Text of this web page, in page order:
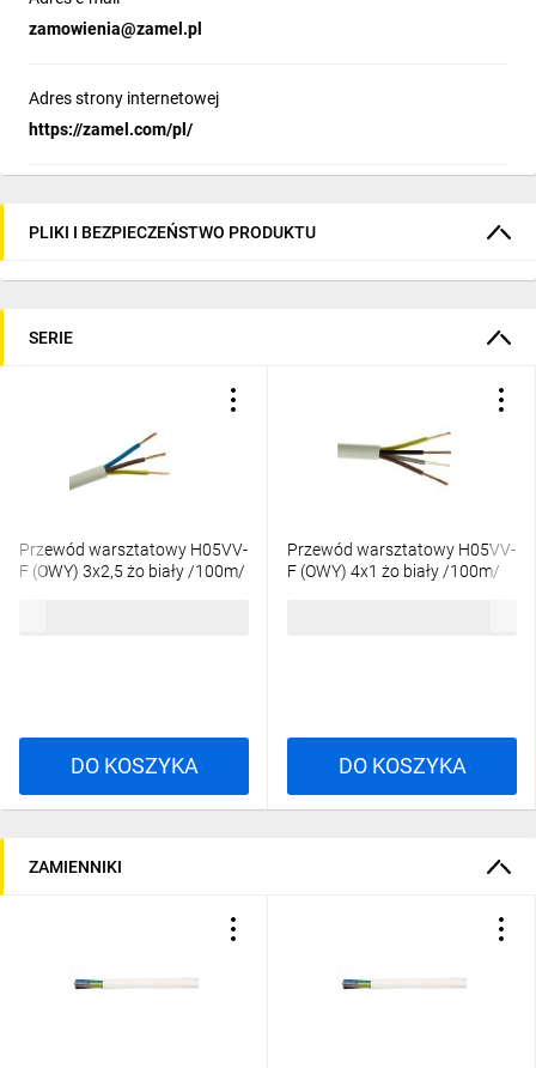
zamowienia@zamel.pl
Adres strony internetowej
https://zamel.com/pl/
PLIKI I BEZPIECZEŃSTWO PRODUKTU
SERIE
Przewód warsztatowy H05VV-
F (OWY) 3x2,5 żo biały /100m/
DO KOSZYKA
Przewód warsztatowy H05VV-
F (OWY) 4x1 żo biały /100m/
DO KOSZYKA
ZAMIENNIKI